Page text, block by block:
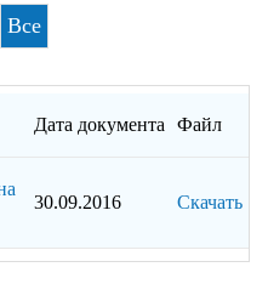
Все
Дата документа Файл
30.09.2016 Скачать